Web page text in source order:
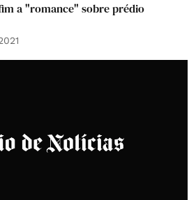
a "romance" sobre prédio